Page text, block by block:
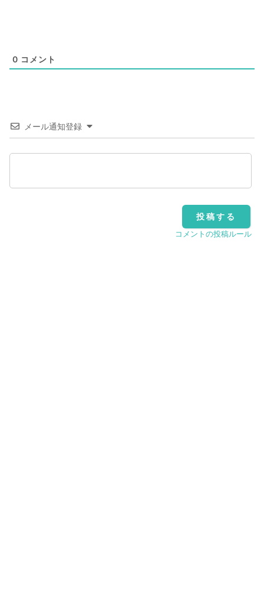
メール通知登録
コメントの投稿ルール
0 コメント